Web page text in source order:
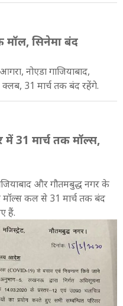
किया
पर लगेगी रोक
मॉल, सिनेमा बंद
नोएडा गाजियाबाद,
31 मार्च तक बंद रहेंगे.
31 मार्च तक मॉल्स,
और गौतमबुद्ध नगर के
मॉल्स कल से 31 मार्च तक बंद
हैं.